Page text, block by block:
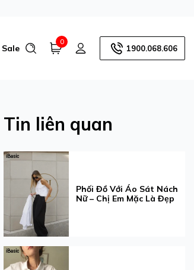
Sale
0
1900.068.606
Tin liên quan
Phối Đồ Với Áo Sát Nách
Nữ – Chị Em Mặc Là Đẹp